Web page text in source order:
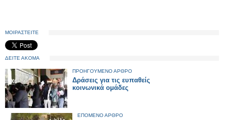
ΜΟΙΡΑΣΤΕΙΤΕ
ΔΕΙΤΕ ΑΚΟΜΑ
ΠΡΟΗΓΟΥΜΕΝΟ ΑΡΘΡΟ
Δράσεις για τις ευπαθείς
κοινωνικά ομάδες
ΕΠΟΜΕΝΟ ΑΡΘΡΟ